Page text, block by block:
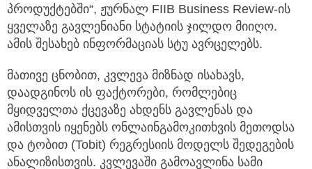
პროდუქტებში“, ჟურნალ FIIB Business Review-ის
ყველაზე გავლენიანი სტატიის ჯილდო მიიღო.
ამის შესახებ ინფორმაციას სტუ ავრცელებს.
მათივე ცნობით, კვლევა მიზნად ისახავს,
დაადგინოს ის ფაქტორები, რომლებიც
მყიდველთა ქცევაზე ახდენს გავლენას და
ამისთვის იყენებს ონლაინგამოკითხვის მეთოდსა
და ტობით (Tobit) რეგრესიის მოდელს შედეგების
ანალიზისთვის. კვლევაში გამოავლინა სამი